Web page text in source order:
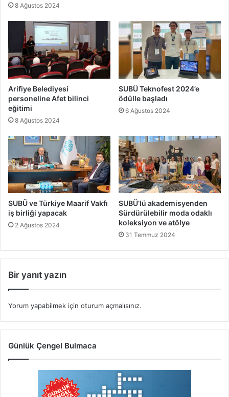
8 Ağustos 2024
Arifiye Belediyesi
personeline Afet bilinci
eğitimi
8 Ağustos 2024
SUBÜ Teknofest 2024’e
ödülle başladı
6 Ağustos 2024
SUBÜ ve Türkiye Maarif Vakfı
iş birliği yapacak
2 Ağustos 2024
SUBÜ’lü akademisyenden
Sürdürülebilir moda odaklı
koleksiyon ve atölye
31 Temmuz 2024
Bir yanıt yazın
Yorum yapabilmek için oturum açmalısınız.
Günlük Çengel Bulmaca